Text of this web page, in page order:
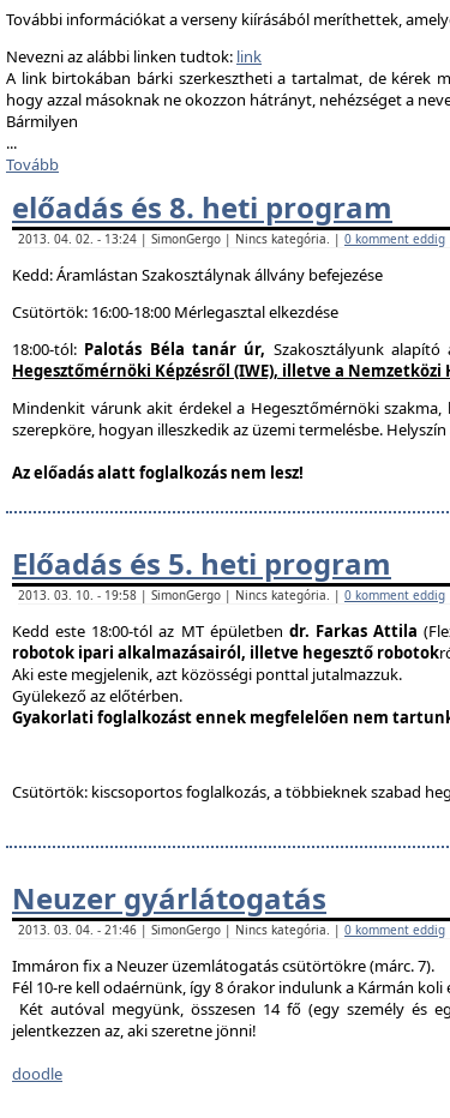
További információkat a verseny kiírásából meríthettek,
Nevezni az alábbi linken tudtok: link
A link birtokában bárki szerkesztheti a tartalmat, de kérek
hogy azzal másoknak ne okozzon hátrányt, nehézséget a
Bármilyen
...
Tovább
előadás és 8. heti program
2013. 04. 02. - 13:24 | SimonGergo | Nincs kategória. | 0 komment eddig
Kedd: Áramlástan Szakosztálynak állvány befejezése
Csütörtök: 16:00-18:00 Mérlegasztal elkezdése
18:00-tól: Palotás Béla tanár úr, Szakosztályunk
Hegesztőmérnöki Képzésről (IWE), illetve a
Mindenkit várunk akit érdekel a Hegesztőmérnöki
szerepköre, hogyan illeszkedik az üzemi termelésbe.
Az előadás alatt foglalkozás nem lesz!
Előadás és 5. heti program
2013. 03. 10. - 19:58 | SimonGergo | Nincs kategória. | 0 komment eddig
Kedd este 18:00-tól az MT épületben dr. Farkas Attila
robotok ipari alkalmazásairól, illetve hegesztő robotok
Aki este megjelenik, azt közösségi ponttal jutalmazzuk.
Gyülekező az előtérben.
Gyakorlati foglalkozást ennek megfelelően nem
Csütörtök: kiscsoportos foglalkozás, a többieknek szabad
Neuzer gyárlátogatás
2013. 03. 04. - 21:46 | SimonGergo | Nincs kategória. | 0 komment eddig
Immáron fix a Neuzer üzemlátogatás csütörtökre (márc. 7).
Fél 10-re kell odaérnünk, így 8 órakor indulunk a Kármán koli
Két autóval megyünk, összesen 14 fő (egy személy és
jelentkezzen az, aki szeretne jönni!
doodle